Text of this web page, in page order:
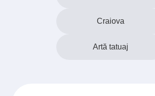
Craiova
Artă tatuaj